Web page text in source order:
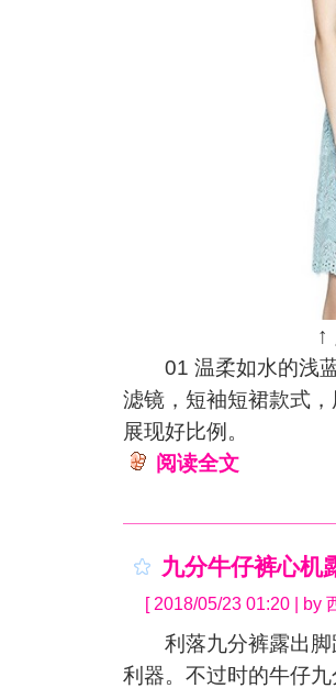
↑
01 温柔如水的浅蓝
滤镜，短袖短裙款式
展现好比例。
阅读全文
九分牛仔裤心机
[ 2018/05/23 01:20 | by
利落九分裤露出脚
利器。不过时的牛仔